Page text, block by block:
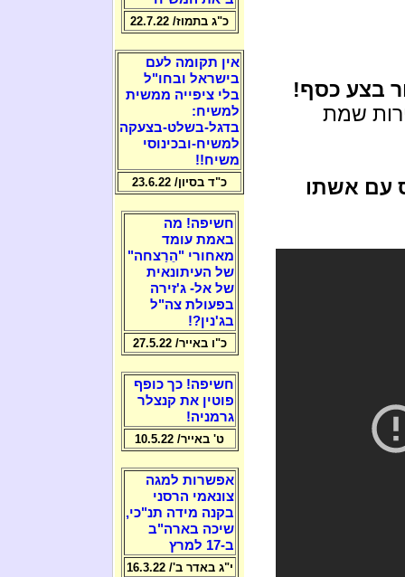
בצע כסף!
שמת
עם אשתו
כ"ג בתמוז/ 22.7.22
אין תקומה לעם
בישראל ובחו"ל
בלי ציפייה ממשית
למשיח:
בדגל-בשלט-בצעקה
למשיח-ובכינוסי
משיח!!
כ"ד בסיון/ 23.6.22
חשיפה! מה
באמת עומד
מאחורי "הֵרַצחה"
של העיתונאית
של אל- ג'זירה
בפעולת צה"ל
בג'נין?!
כ"ו באייר/ 27.5.22
חשיפה! כך כופף
פוטין את קנצלר
גרמניה!
ט' באייר/ 10.5.22
אפשרות למגה
צונאמי הרסני
בקנה מידה תנ"כי,
שיכה בארה"ב
ב-17 למרץ
י"ג באדר ב'/ 16.3.22